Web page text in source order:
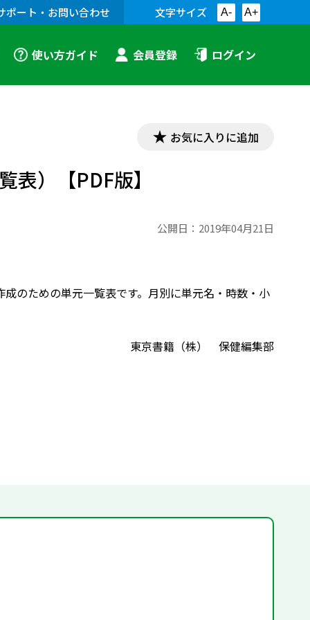
ポート・お問い合わせ 文字サイズ A- A+
使い方ガイド 会員登録 ログイン
お気に入りに追加
）【PDF版】
公開日： 2019年04月21日
のための単元一覧表です。月別に単元名・時数・小
東京書籍（株） 保健編集部